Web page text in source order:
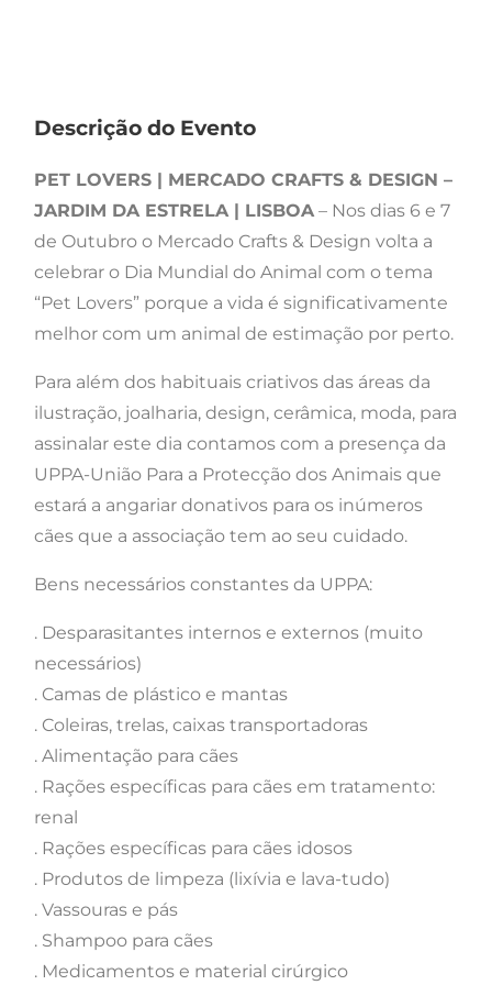
Descrição do Evento
PET LOVERS | MERCADO CRAFTS & DESIGN –
JARDIM DA ESTRELA | LISBOA– Nos dias 6 e 7
de Outubro o Mercado Crafts & Design volta a
celebrar o Dia Mundial do Animal com o tema
“Pet Lovers” porque a vida é significativamente
melhor com um animal de estimação por perto.
Para além dos habituais criativos das áreas da
ilustração, joalharia, design, cerâmica, moda, para
assinalar este dia contamos com a presença da
UPPA-União Para a Protecção dos Animais que
estará a angariar donativos para os inúmeros
cães que a associação tem ao seu cuidado.
Bens necessários constantes da UPPA:
. Desparasitantes internos e externos (muito
necessários)
. Camas de plástico e mantas
. Coleiras, trelas, caixas transportadoras
. Alimentação para cães
. Rações específicas para cães em tratamento:
renal
. Rações específicas para cães idosos
. Produtos de limpeza (lixívia e lava-tudo)
. Vassouras e pás
. Shampoo para cães
. Medicamentos e material cirúrgico